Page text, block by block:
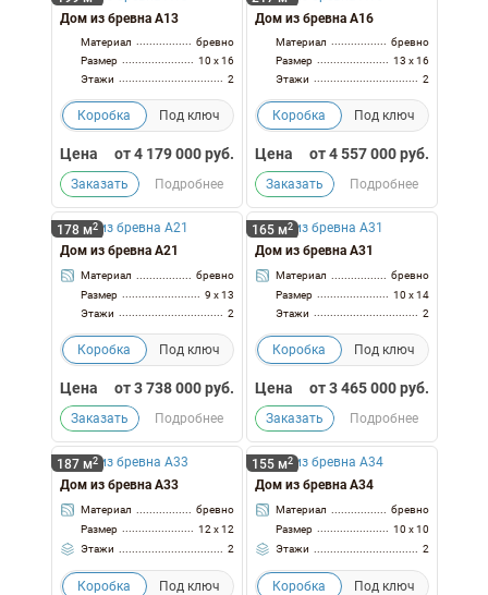
Дом из бревна А13
Материал
бревно
Размер
10 x 16
Этажи
2
Коробка Под ключ
Цена от4 179 000руб.
Заказать Подробнее
Дом из бревна А16
Материал
бревно
Размер
13 x 16
Этажи
2
Коробка Под ключ
Цена от4 557 000руб.
Заказать Подробнее
178 м2
Дом из бревна А21
Материал
бревно
Размер
9 x 13
Этажи
2
Коробка Под ключ
Цена от3 738 000руб.
Заказать Подробнее
165 м2
Дом из бревна А31
Материал
бревно
Размер
10 x 14
Этажи
2
Коробка Под ключ
Цена от3 465 000руб.
Заказать Подробнее
187 м2
Дом из бревна А33
Материал
бревно
Размер
12 x 12
Этажи
2
Коробка Под ключ
155 м2
Дом из бревна А34
Материал
бревно
Размер
10 x 10
Этажи
2
Коробка Под ключ